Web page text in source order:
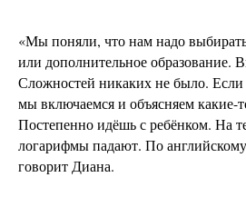
«Мы поняли, что нам надо
или дополнительное образование.
Сложностей никаких не было. Если
мы включаемся и объясняем какие-
Постепенно идёшь с ребёнком. На
логарифмы падают. По
говорит Диана.